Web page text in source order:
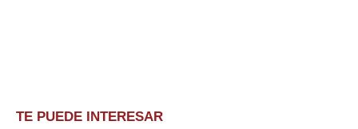
TE PUEDE INTERESAR